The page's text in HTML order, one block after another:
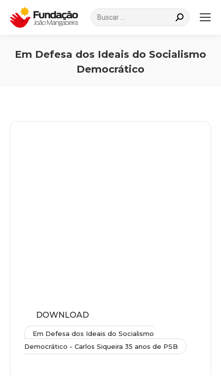
Search:
Em Defesa dos Ideais do Socialismo
Democrático
DOWNLOAD
Em Defesa dos Ideais do Socialismo
Democrático - Carlos Siqueira 35 anos de PSB